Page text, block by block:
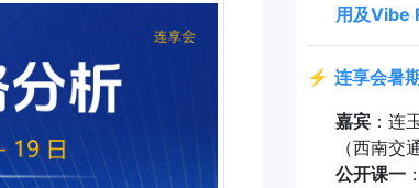
用及Vibe
⚡ 连享会暑
嘉宾：连
（西南交
公开课一